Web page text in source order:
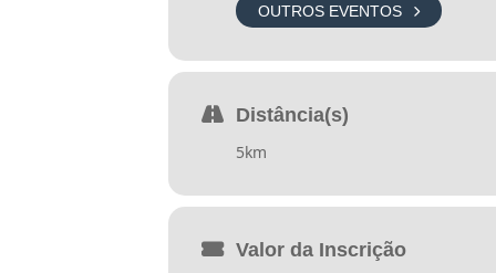
KIT ÚNICO!
. Camiseta ATLETA;
. Número de peito e CHIP;
OUTROS EVENTOS
Distância(s)
5km
Valor da Inscrição